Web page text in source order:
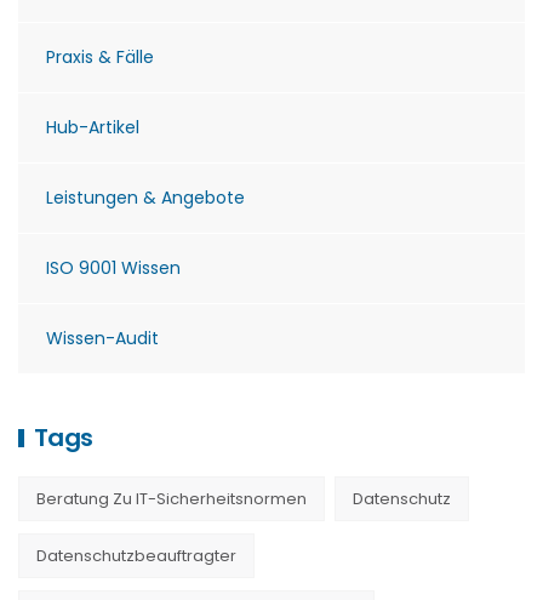
Praxis & Fälle
Hub-Artikel
Leistungen & Angebote
ISO 9001 Wissen
Wissen-Audit
Tags
Beratung Zu IT-Sicherheitsnormen Datenschutz
Datenschutzbeauftragter